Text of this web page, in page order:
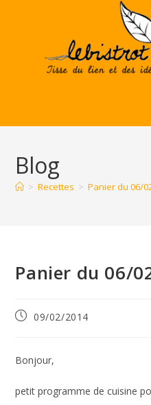
Blog
> Recettes > Panier du 06/
Panier du 06/
Publication
09/02/2014
Bonjour,
petit programme de cuisine